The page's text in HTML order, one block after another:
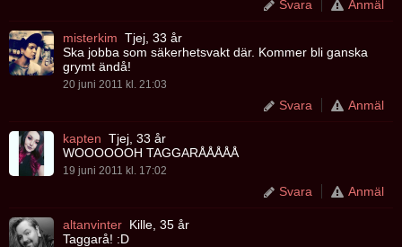
Svara Anmäl
misterkim Tjej, 33 år
Ska jobba som säkerhetsvakt där. Kommer bli ganska
grymt ändå!
20 juni 2011 kl. 21:03
Svara Anmäl
kapten Tjej, 33 år
WOOOOOOH TAGGARÅÅÅÅÅ
19 juni 2011 kl. 17:02
Svara Anmäl
altanvinter Kille, 35 år
Taggarå! :D